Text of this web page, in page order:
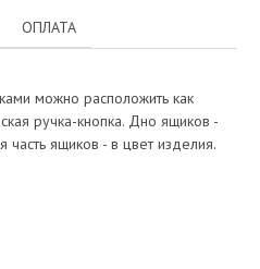
ОПЛАТА
можно расположить как
ручка-кнопка. Дно ящиков -
ящиков - в цвет изделия.